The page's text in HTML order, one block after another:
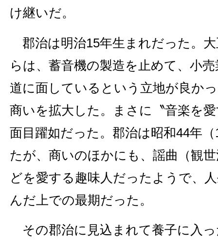
け継いだ。
郡治は明治15年生まれだった。
らは、蓄音機の製造を止めて、小
道に面しているという立地が良か
商いを拡大した。まさに〝音楽を
面目躍如だった。郡治は昭和44年
たが、商いのほかにも、謡曲（観
どを愛する趣味人だったようで、
んだ上での最期だった。
その郡治に見込まれて養子に入